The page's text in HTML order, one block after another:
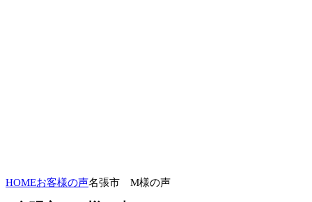
HOMEお客様の声名張市 M様の声